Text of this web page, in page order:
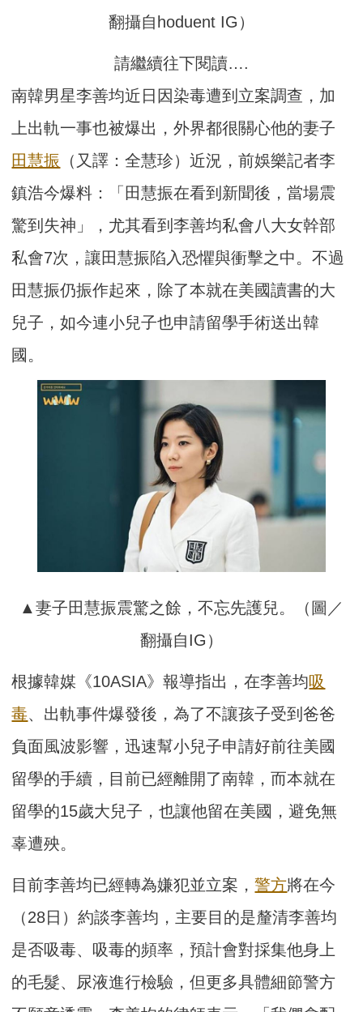
翻攝自hoduent IG）
請繼續往下閱讀….
南韓男星李善均近日因染毒遭到立案調查，加
上出軌一事也被爆出，外界都很關心他的妻子
田慧振 （又譯：全慧珍）近況，前娛樂記者李
鎮浩今爆料：「田慧振在看到新聞後，當場震
驚到失神」，尤其看到李善均私會八大女幹部
私會7次，讓田慧振陷入恐懼與衝擊之中。不過
田慧振仍振作起來，除了本就在美國讀書的大
兒子，如今連小兒子也申請留學手術送出韓
國。
▲妻子田慧振震驚之餘，不忘先護兒。（圖／
翻攝自IG）
根據韓媒《10ASIA》報導指出，在李善均吸
毒、出軌事件爆發後，為了不讓孩子受到爸爸
負面風波影響，迅速幫小兒子申請好前往美國
留學的手續，目前已經離開了南韓，而本就在
留學的15歲大兒子，也讓他留在美國，避免無
辜遭殃。
目前李善均已經轉為嫌犯並立案，警方將在今
（28日）約談李善均，主要目的是釐清李善均
是否吸毒、吸毒的頻率，預計會對採集他身上
的毛髮、尿液進行檢驗，但更多具體細節警方